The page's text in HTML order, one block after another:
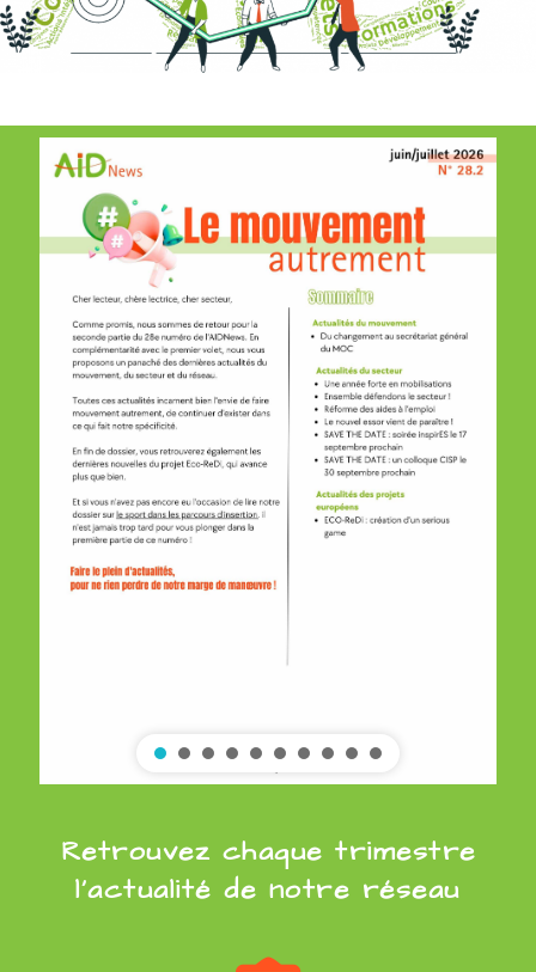
Retrouvez chaque trimestre
l’actualité de notre réseau